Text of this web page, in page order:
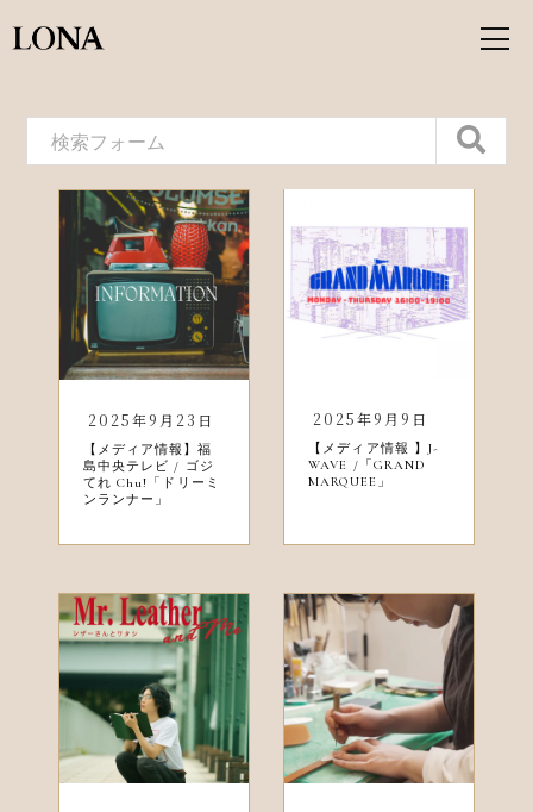
2025年9月23日
【メディア情報】福
島中央テレビ / ゴジ
てれ Chu!「ドリーミ
ンランナー」
2025年9月9日
【メディア情報 】J-
WAVE /「GRAND
MARQUEE」